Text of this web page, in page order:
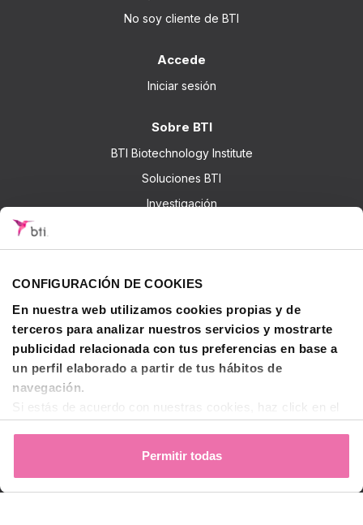
CONFIGURACIÓN DE COOKIES
En nuestra web utilizamos cookies propias y de
terceros para analizar nuestros servicios y mostrarte
publicidad relacionada con tus preferencias en base a
un perfil elaborado a partir de tus hábitos de
navegación.
Si estás de acuerdo con nuestras cookies, haz click en el
Permitir todas
No soy cliente de BTI
Accede
Iniciar sesión
Sobre BTI
BTI Biotechnology Institute
Soluciones BTI
Investigación
Canal Audiovisual BTI Channel
© 2026 BTI Biotechnology Institute
Español (ES)